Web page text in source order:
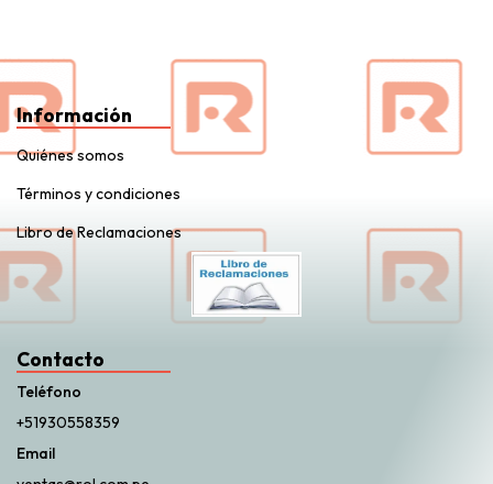
Información
Quiénes somos
Términos y condiciones
Libro de Reclamaciones
Contacto
Teléfono
+51930558359
Email